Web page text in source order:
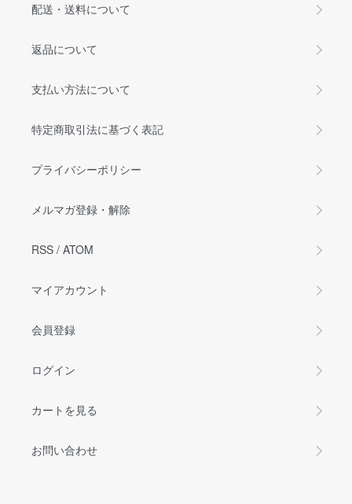
配送・送料について
返品について
支払い方法について
特定商取引法に基づく表記
プライバシーポリシー
メルマガ登録・解除
RSS / ATOM
マイアカウント
会員登録
ログイン
カートを見る
お問い合わせ